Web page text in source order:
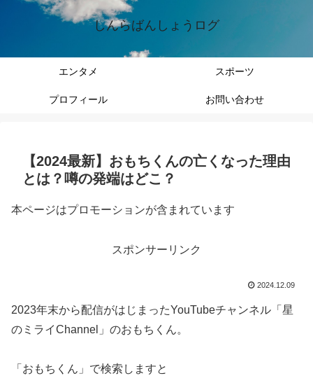
しんらばんしょうログ
エンタメ スポーツ
プロフィール お問い合わせ
【2024最新】おもちくんの亡くなった理由
とは？噂の発端はどこ？
本ページはプロモーションが含まれています
スポンサーリンク
2024.12.09
2023年末から配信がはじまったYouTubeチャンネル「星
のミライChannel」のおもちくん。
「おもちくん」で検索しますと